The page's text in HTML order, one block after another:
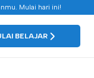
Mulai hari ini!
BELAJAR